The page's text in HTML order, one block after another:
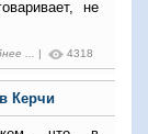
не
... | 4318
Керчи